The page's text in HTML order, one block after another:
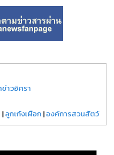
าวอิศรา
|ลูกเก้งเผือก |องค์การสวนสัตว์